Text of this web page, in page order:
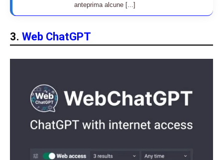
anteprima alcune [...]
3. Web ChatGPT